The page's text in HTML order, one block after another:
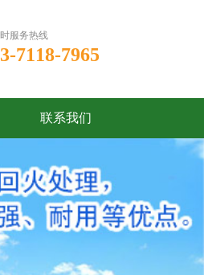
服务热线
7118-7965
联系我们